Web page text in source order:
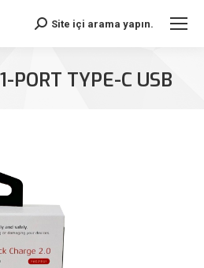
Search:Site içi arama yapın.
PORT TYPE-C USB